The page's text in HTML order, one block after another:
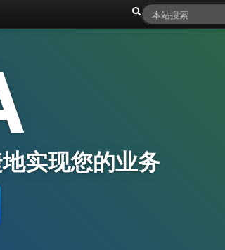
实现您的业务